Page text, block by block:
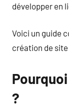
développer en
Voici un guide
création de
?